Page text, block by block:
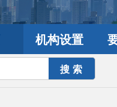
机构设置
全球震讯